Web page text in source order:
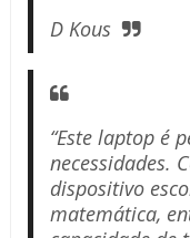
D Kous
“Este laptop é
necessidades.
dispositivo
matemática,